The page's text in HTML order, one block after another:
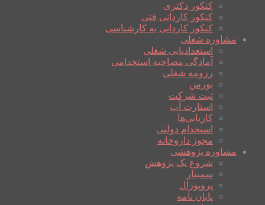
کنکور دکتری
کنکور کاردانی فنی
کنکور کاردانی به کارشناسی
مشاوره شغلی
استعدادیابی شغلی
آمادگی مصاحبه استخدامی
رزومه شغلی
بورس
ثبت شرکت
استارت آپ
کاریابی‌ها
استخدام دولتی
مجوز داروخانه
مشاوره پژوهشی
شروع یک پژوهش
سمینار
پروپوزال
پایان نامه